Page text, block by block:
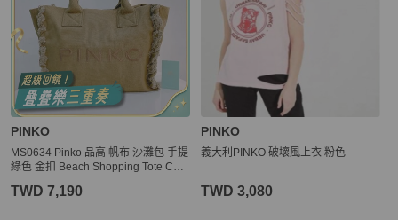
PINKO
MS0634 Pinko 品高 帆布 沙灘包 手提
綠色 金扣 Beach Shopping Tote Can
TWD 7,190
PINKO
義大利PINKO 破壞風上衣 粉色
TWD 3,080